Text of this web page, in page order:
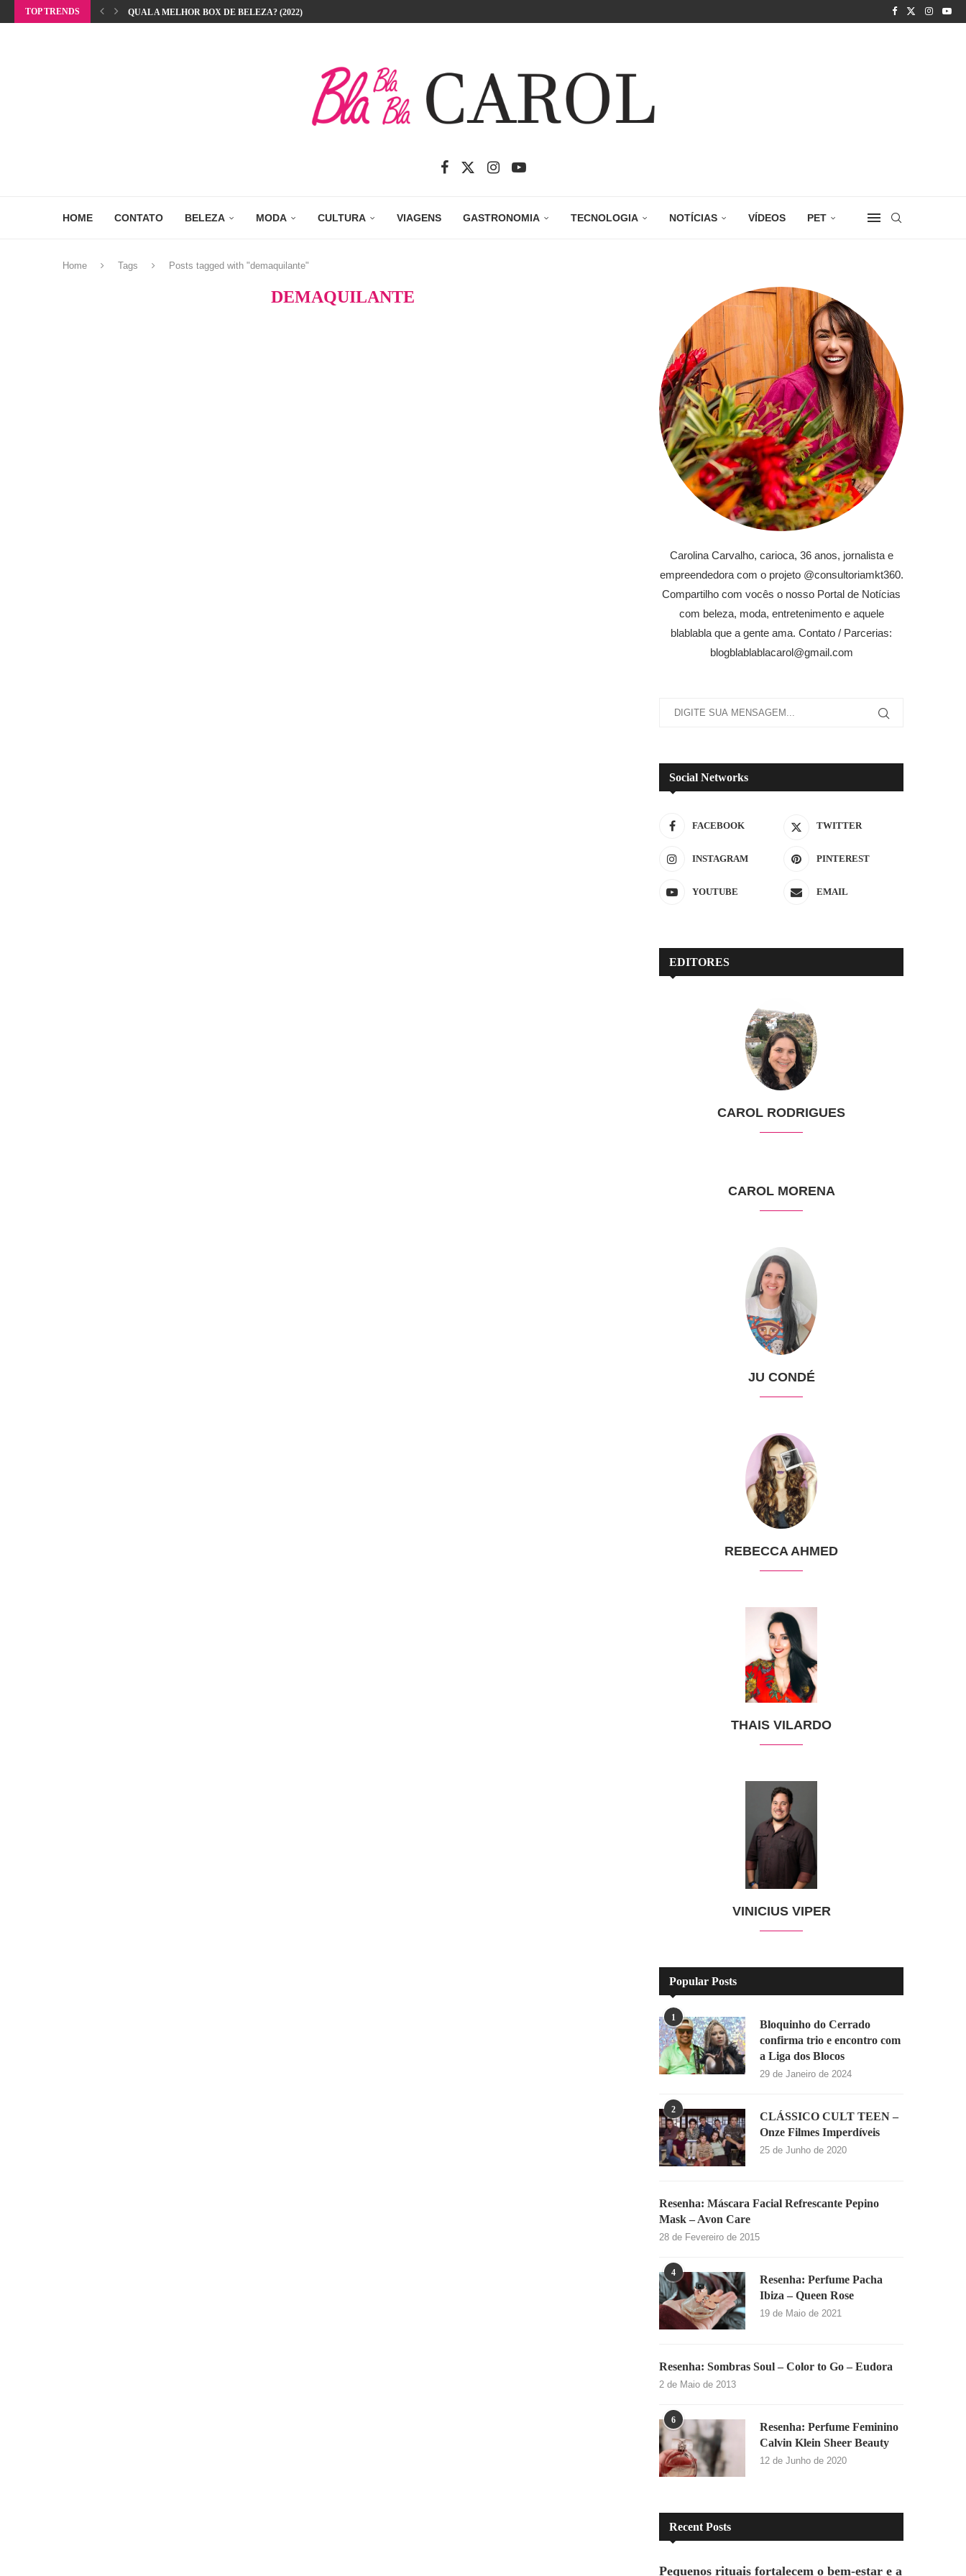
TOP TRENDS QUAL A MELHOR BOX DE BELEZA? (2022)
HOME CONTATO BELEZA MODA CULTURA VIAGENS GASTRONOMIA TECNOLOGIA NOTÍCIAS VÍDEOS PET
Home Tags Posts tagged with "demaquilante"
DEMAQUILANTE
Carolina Carvalho, carioca, 36 anos, jornalista e
empreendedora com o projeto @consultoriamkt360.
Compartilho com vocês o nosso Portal de Notícias
com beleza, moda, entretenimento e aquele
blablabla que a gente ama. Contato / Parcerias:
blogblablablacarol@gmail.com
Social Networks
FACEBOOK TWITTER
INSTAGRAM PINTEREST
YOUTUBE EMAIL
EDITORES
CAROL RODRIGUES
CAROL MORENA
JU CONDÉ
REBECCA AHMED
THAIS VILARDO
VINICIUS VIPER
Popular Posts
1
Bloquinho do Cerrado
confirma trio e encontro com
a Liga dos Blocos
29 de Janeiro de 2024
2
CLÁSSICO CULT TEEN –
Onze Filmes Imperdíveis
25 de Junho de 2020
Resenha: Máscara Facial Refrescante Pepino
Mask – Avon Care
28 de Fevereiro de 2015
4
Resenha: Perfume Pacha
Ibiza – Queen Rose
19 de Maio de 2021
Resenha: Sombras Soul – Color to Go – Eudora
2 de Maio de 2013
6
Resenha: Perfume Feminino
Calvin Klein Sheer Beauty
12 de Junho de 2020
Recent Posts
Pequenos rituais fortalecem o bem-estar e a